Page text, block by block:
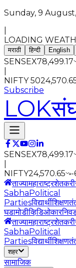
Sunday, 9
LOADING
मराठी हिन्दी English
SENSEX78,499.17
NIFTY 50
Subscribe
LOK
SENSEX78,499.17
NIFTY24,570.65
-
ताज्यामहाराष्ट्रशेतकरी
SabhaPolitical
Partiesविद्यार्थीशिक्षण
घडामोडीव्हिडिओकार
ताज्यामहाराष्ट्रशेतकरी
SabhaPolitical
Partiesविद्यार्थीशिक्षण
शहर
सामाजिक